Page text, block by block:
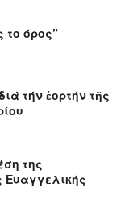
το όρος”
τήν ἑορτήν τῆς
της